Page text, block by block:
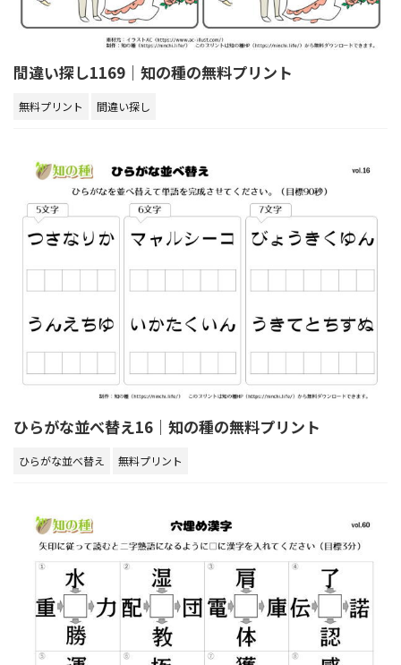
間違い探し1169｜知の種の無料プリント
無料プリント 間違い探し
ひらがな並べ替え16｜知の種の無料プリント
ひらがな並べ替え 無料プリント